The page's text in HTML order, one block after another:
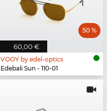
60,00 €
50 %
VOOY by edel-optics
Edebali Sun - 110-01